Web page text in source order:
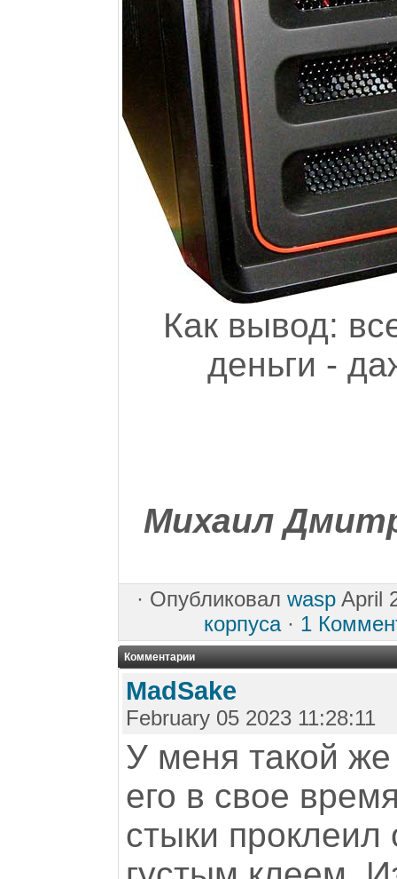
Как вывод:
деньги -
Михаил
· Опубликовал wasp April
корпуса· 1
Комментарии
MadSake
February 05 2023 11:28:11
У меня такой
его в свое
стыки